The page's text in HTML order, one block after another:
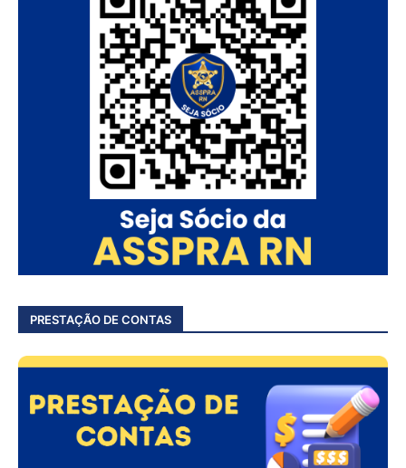
PRESTAÇÃO DE CONTAS